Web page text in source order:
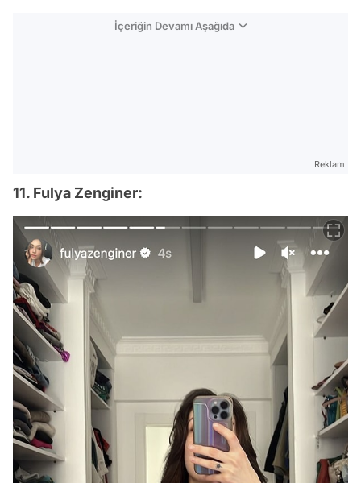
İçeriğin Devamı Aşağıda
Reklam
11. Fulya Zenginer: